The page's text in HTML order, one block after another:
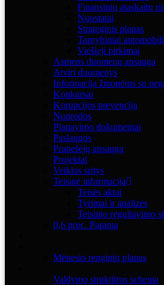
Finansinių ataskaitų
Nuostatai
Strateginis planas
Tarnybiniai
Viešieji pirkimai
Asmens duomenų apsauga
Atviri duomenys
Informacija žmonėms su
Konkursai
Korupcijos prevencija
Nuorodos
Planavimo dokumentai
Paslaugos
Pranešėjų apsauga
Projektai
Veiklos sritys
Teisinė informacija
Teisės aktai
Tyrimai ir analizės
Teisinio reguliavimo
0,6 proc. Parama
Mėnesio renginių planas
Valdymo struktūros schema